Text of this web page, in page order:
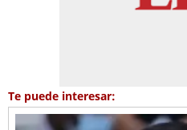
Te puede interesar: